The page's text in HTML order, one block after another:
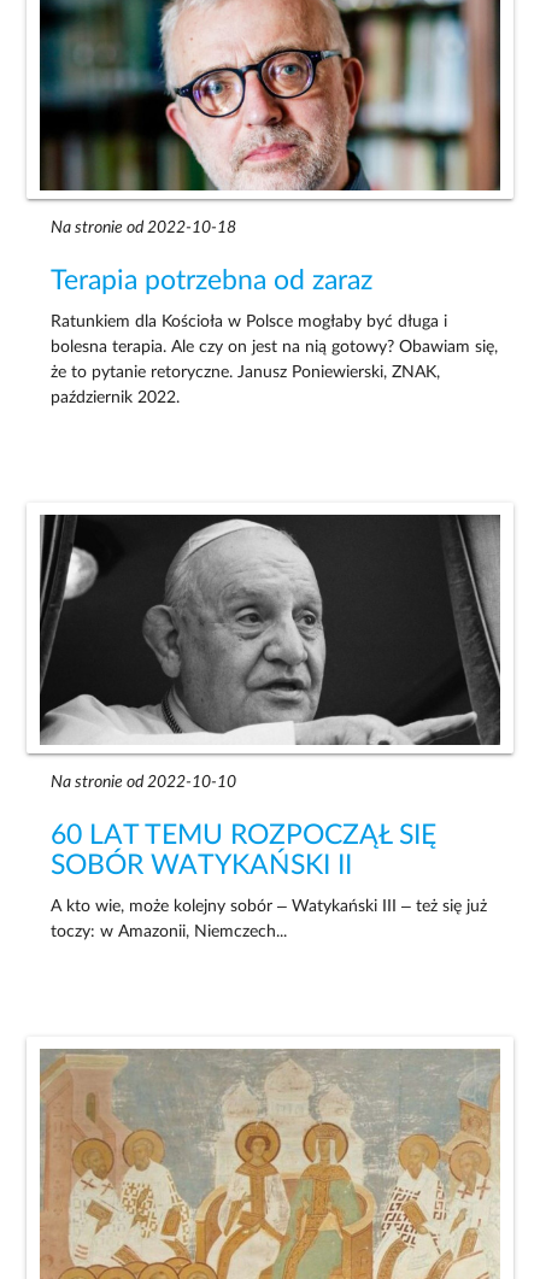
Na stronie od 2022-10-18
Terapia potrzebna od zaraz
Ratunkiem dla Kościoła w Polsce mogłaby być długa i
bolesna terapia. Ale czy on jest na nią gotowy? Obawiam się,
że to pytanie retoryczne. Janusz Poniewierski, ZNAK,
październik 2022.
Na stronie od 2022-10-10
60 LAT TEMU ROZPOCZĄŁ SIĘ
SOBÓR WATYKAŃSKI II
A kto wie, może kolejny sobór – Watykański III – też się już
toczy: w Amazonii, Niemczech...